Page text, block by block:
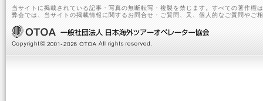
当サイトに掲載されている記事・写真の無断転写・複製を禁じます。すべての著作権
弊会では、当サイトの掲載情報に関するお問合せ・ご質問、又、個人的なご質問やご